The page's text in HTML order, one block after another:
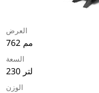
العرض
762 مم
السعة
230 لتر
الوزن